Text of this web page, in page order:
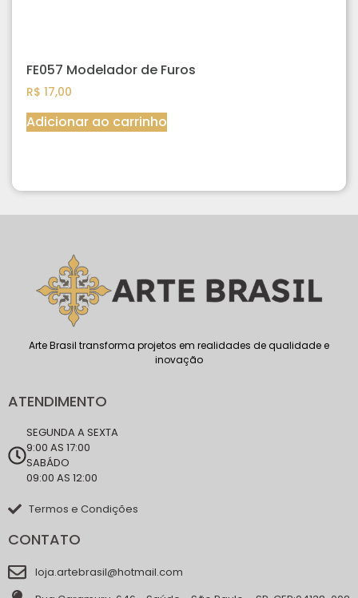
FE057 Modelador de Furos
R$ 17,00
Adicionar ao carrinho
Arte Brasil transforma projetos em realidades de qualidade e
inovação
ATENDIMENTO
SEGUNDA A SEXTA
9:00 AS 17:00
SABÁDO
09:00 AS 12:00
Termos e Condições
CONTATO
loja.artebrasil@hotmail.com